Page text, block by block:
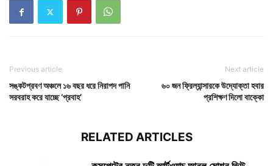
Previous article
সঙ্কটপ্রবণ অঞ্চলে ১৬ বছর ধরে নিরাপদ পানি
সরবরাহ করে যাচ্ছে ‘প্রবাহ’
Next article
৬০ জন ফ্রিল্যান্সারকে উদ্যোক্তা হবার
প্রশিক্ষণ দিলো বাক্কো
RELATED ARTICLES